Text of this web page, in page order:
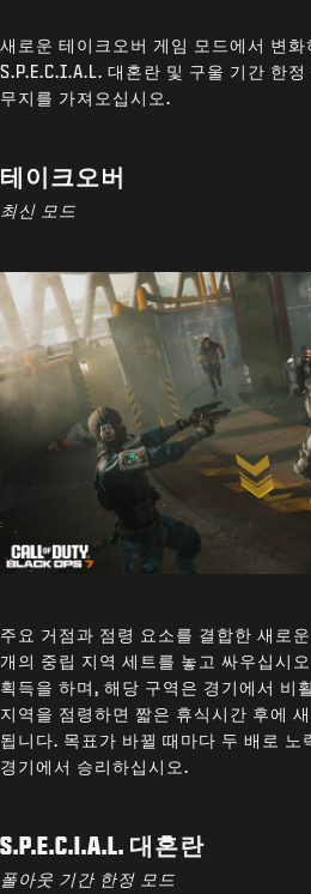
새로운 테이크오버 게임 모드에서 변화
S.P.E.C.I.A.L. 대혼란 및 구울 기간 한
무지를 가져오십시오.
테이크오버
최신 모드
주요 거점과 점령 요소를 결합한 새로
개의 중립 지역 세트를 놓고 싸우십시
획득을 하며, 해당 구역은 경기에서 비
지역을 점령하면 짧은 휴식시간 후에
됩니다. 목표가 바뀔 때마다 두 배로 노
경기에서 승리하십시오.
S.P.E.C.I.A.L. 대혼란
폴아웃 기간 한정 모드